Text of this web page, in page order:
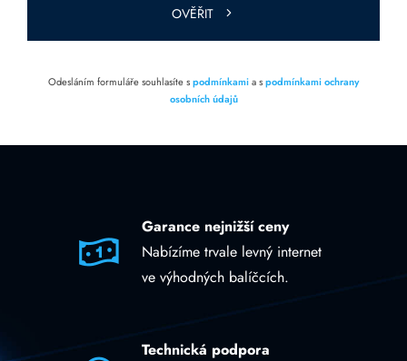
OVĚŘIT
Odesláním formuláře souhlasíte spodmínkamia spodmínkami ochrany
osobních údajů
Garance nejnižší ceny
Nabízíme trvale levný internet
ve výhodných balíčcích.
Technická podpora